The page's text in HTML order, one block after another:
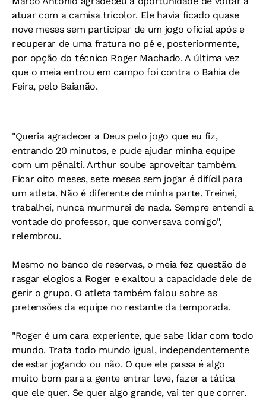
atuar com a camisa tricolor. Ele havia ficado quase
nove meses sem participar de um jogo oficial após e
recuperar de uma fratura no pé e, posteriormente,
por opção do técnico Roger Machado. A última vez
que o meia entrou em campo foi contra o Bahia de
Feira, pelo Baianão.
"Queria agradecer a Deus pelo jogo que eu fiz,
entrando 20 minutos, e pude ajudar minha equipe
com um pênalti. Arthur soube aproveitar também.
Ficar oito meses, sete meses sem jogar é difícil para
um atleta. Não é diferente de minha parte. Treinei,
trabalhei, nunca murmurei de nada. Sempre entendi a
vontade do professor, que conversava comigo",
relembrou.
Mesmo no banco de reservas, o meia fez questão de
rasgar elogios a Roger e exaltou a capacidade dele de
gerir o grupo. O atleta também falou sobre as
pretensões da equipe no restante da temporada.
"Roger é um cara experiente, que sabe lidar com todo
mundo. Trata todo mundo igual, independentemente
de estar jogando ou não. O que ele passa é algo
muito bom para a gente entrar leve, fazer a tática
que ele quer. Se quer algo grande, vai ter que correr.